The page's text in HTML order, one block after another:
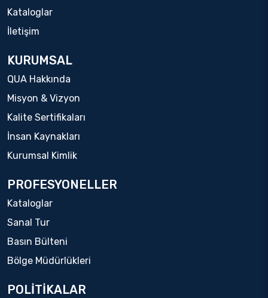
Kataloglar
İletişim
KURUMSAL
QUA Hakkında
Misyon & Vizyon
Kalite Sertifikaları
İnsan Kaynakları
Kurumsal Kimlik
PROFESYONELLER
Kataloglar
Sanal Tur
Basın Bülteni
Bölge Müdürlükleri
POLİTİKALAR